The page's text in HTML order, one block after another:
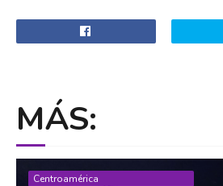
MÁS:
Centroamérica